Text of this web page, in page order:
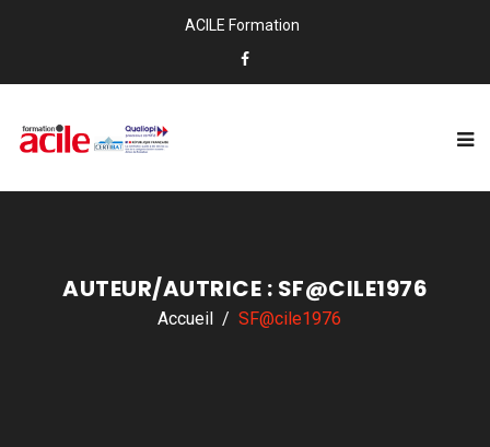
ACILE Formation
AUTEUR/AUTRICE : SF@CILE1976
Accueil SF@cile1976